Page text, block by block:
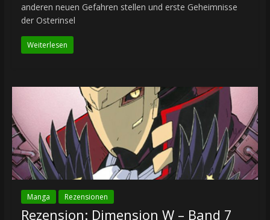
anderen neuen Gefahren stellen und erste Geheimnisse
der Osterinsel
Weiterlesen
Manga Rezensionen
Rezension: Dimension W – Band 7